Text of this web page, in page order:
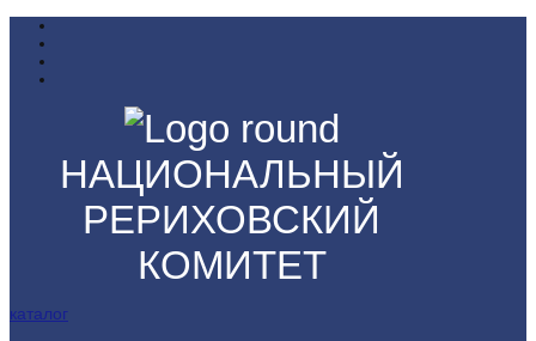
НАЦИОНАЛЬНЫЙ
РЕРИХОВСКИЙ
КОМИТЕТ
каталог